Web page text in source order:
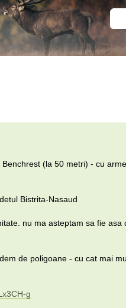
(la 50 metri) - cu
Bistrita-Nasaud
nu ma asteptam sa fie asa
de poligoane - cu cat mai
g